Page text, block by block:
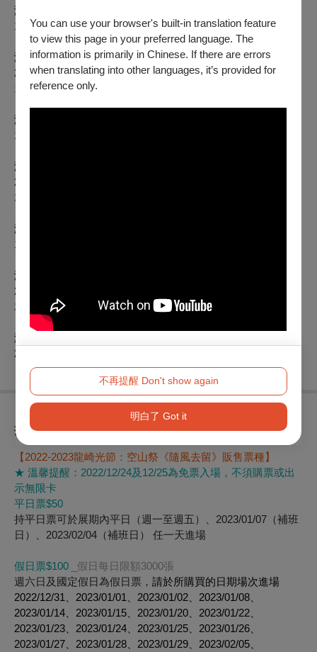
You can use your browser's built-in translation feature
to view this page in your preferred language. The
information is primarily in Chinese. If there are errors
when translating into other languages, it’s provided for
reference only.
不再提醒 Don't show again
明白了 Got it
演出地點：作品8
19:00 翃舞製作《羽人》
《任風低語》
演出地點：作品9
20:00 阿榮不菸酒藝文工作室 x Eight Gunshots 擬聲Foley演出
1/29（日）
演出地點： 作品8
19:00 翃舞製作《羽人》
演出地點： 作品9
20:00 阿榮不菸酒藝文工作室 x Eight Gunshots 擬聲Foley演出
2/11（六）
演出地點：作品9
19:00 霧虹樂團
演出地點：作品9
20:00 楊舜名《種籽的飄移》
2/12（日）
《飄 Fly with the Wind》
演出地點：作品9
20:00 楊舜名《種籽的飄移》
折扣方案
【2022-2023龍崎光節：空山祭《隨風去留》販售票種】
★ 溫馨提醒：2022/12/24及12/25為免票入場，不須購票或出
示無限卡
平日票$50
持平日票可於展期內平日（週一至週五）、2023/01/07（補班
日）、2023/02/04（補班日） 任一天進場
假日票$100 _假日每日限額3000張
週六日及國定假日為假日票， 請於所購買的日期場次進場
2022/12/31、2023/01/01、2023/01/02、2023/01/08、
2023/01/14、2023/01/15、2023/01/20、2023/01/22、
2023/01/23、2023/01/24、2023/01/25、2023/01/26、
2023/01/27、2023/01/28、2023/01/29、2023/02/05、